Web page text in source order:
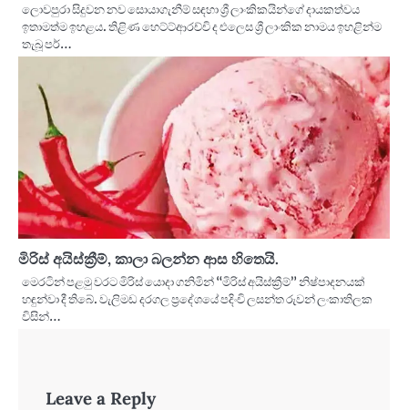
ලොවපුරා සිදුවන නව සොයාගැනීම් සඳහා ශ්‍රී ලාංකිකයින්ගේ දායකත්වය
ඉතාමත්ම ඉහළය. තිළිණ හෙට්ට්ආරච්චි ද එලෙස ශ්‍රී ලාංකික නාමය ඉහළින්ම
තැබූ පර්…
මිරිස් අයිස්ක්‍රීම්, කාලා බලන්න ආස හිතෙයි.
මෙරටින් පළමු වරට මිරිස් යොදා ගනිමින් “මිරිස් අයිස්ක්‍රීම්” නිෂ්පාදනයක්
හඳුන්වා දී තිබේ. වැලිමඩ දරගල ප්‍රදේශයේ පදිංචි ලසන්ත රුවන් ලංකාතිලක
විසින්…
Leave a Reply